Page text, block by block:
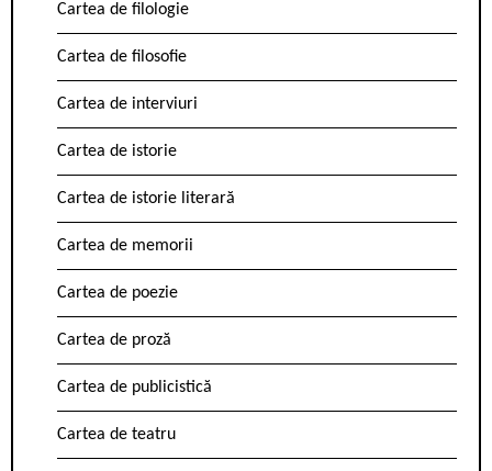
Cartea de filologie
Cartea de filosofie
Cartea de interviuri
Cartea de istorie
Cartea de istorie literară
Cartea de memorii
Cartea de poezie
Cartea de proză
Cartea de publicistică
Cartea de teatru